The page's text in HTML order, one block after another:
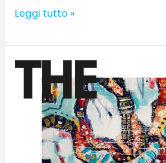
Leggi tutto »
Current
Summer
Exhibit